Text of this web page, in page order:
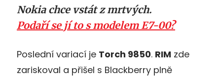
Nokia chce vstát z mrtvých.
Podaří se jí to s modelem E7-00?
Poslední variací je Torch 9850. RIM zde
zariskoval a přišel s Blackberry plně